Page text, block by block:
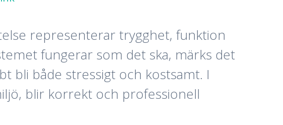
representerar trygghet, funktion
fungerar som det ska, märks det
bli både stressigt och kostsamt. I
blir korrekt och professionell